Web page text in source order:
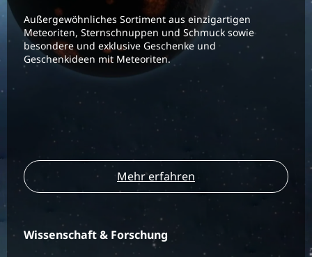
Außergewöhnliches Sortiment aus einzigartigen
Meteoriten, Sternschnuppen und Schmuck sowie
besondere und exklusive Geschenke und
Geschenkideen mit Meteoriten.
Mehr erfahren
Wissenschaft & Forschung